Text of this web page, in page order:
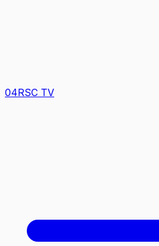
04RSC TV